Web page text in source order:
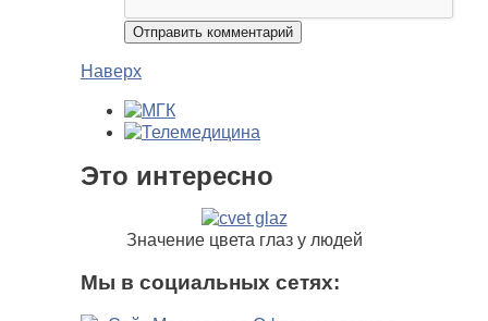
Наверх
Это интересно
Значение цвета глаз у людей
Мы в социальных сетях: